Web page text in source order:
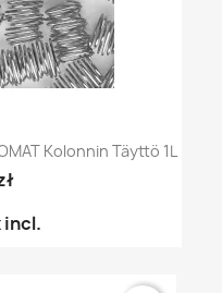
Kolonnin Täyttö 1L
incl.